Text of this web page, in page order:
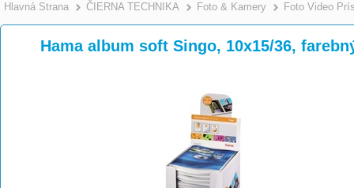
Hlavná Strana >
ČIERNA TECHNIKA >
Foto & Kamery Foto Video
Hama album soft Singo, 10x15/36,